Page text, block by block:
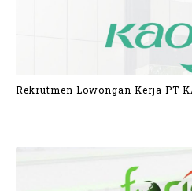
Rekrutmen Lowongan Kerja PT